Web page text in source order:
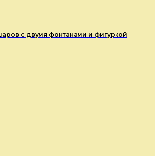
с двумя фонтанами и фигуркой